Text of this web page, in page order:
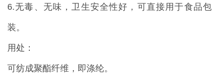
6.无毒、无味，卫生安全性好，可直接用于食品包
装。
用处：
可纺成聚酯纤维，即涤纶。